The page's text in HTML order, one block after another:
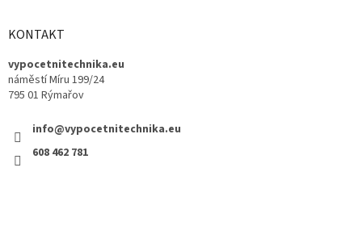
KONTAKT
vypocetnitechnika.eu
náměstí Míru 199/24
795 01 Rýmařov
info@vypocetnitechnika.eu
608 462 781